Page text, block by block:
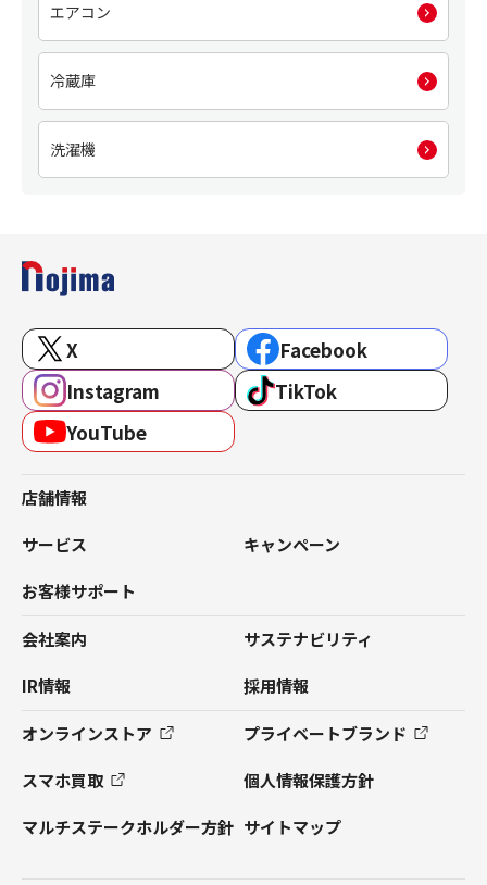
エアコン
冷蔵庫
洗濯機
X
Facebook
Instagram
TikTok
YouTube
店舗情報
サービス キャンペーン
お客様サポート
会社案内 サステナビリティ
IR情報 採用情報
オンラインストア プライベートブランド
スマホ買取 個人情報保護方針
マルチステークホルダー方針 サイトマップ